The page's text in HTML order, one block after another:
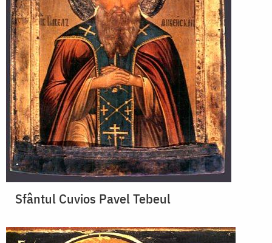
Sfântul Cuvios Pavel Tebeul